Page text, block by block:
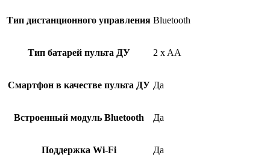
Тип дистанционного управления Bluetooth
Тип батарей пульта ДУ 2 x AA
Смартфон в качестве пульта ДУ Да
Встроенный модуль Bluetooth Да
Поддержка Wi-Fi Да